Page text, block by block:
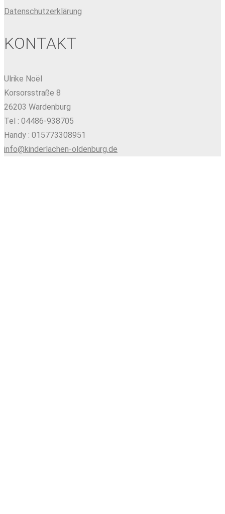
Datenschutzerklärung
KONTAKT
Ulrike Noël
Korsorsstraße 8
26203 Wardenburg
Tel : 04486-938705
Handy : 015773308951
info@kinderlachen-oldenburg.de